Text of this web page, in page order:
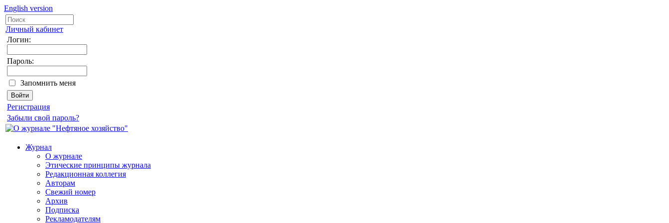
English version
Личный кабинет
Логин:
Пароль:
Запомнить меня
Регистрация
Забыли свой пароль?
Журнал
О журнале
Этические принципы журнала
Редакционная коллегия
Авторам
Свежий номер
Архив
Подписка
Рекламодателям